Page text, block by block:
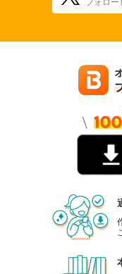
別冊文藝
あらすじを
別冊文藝
499 円 (税込)
別冊文藝
499円 (税込)